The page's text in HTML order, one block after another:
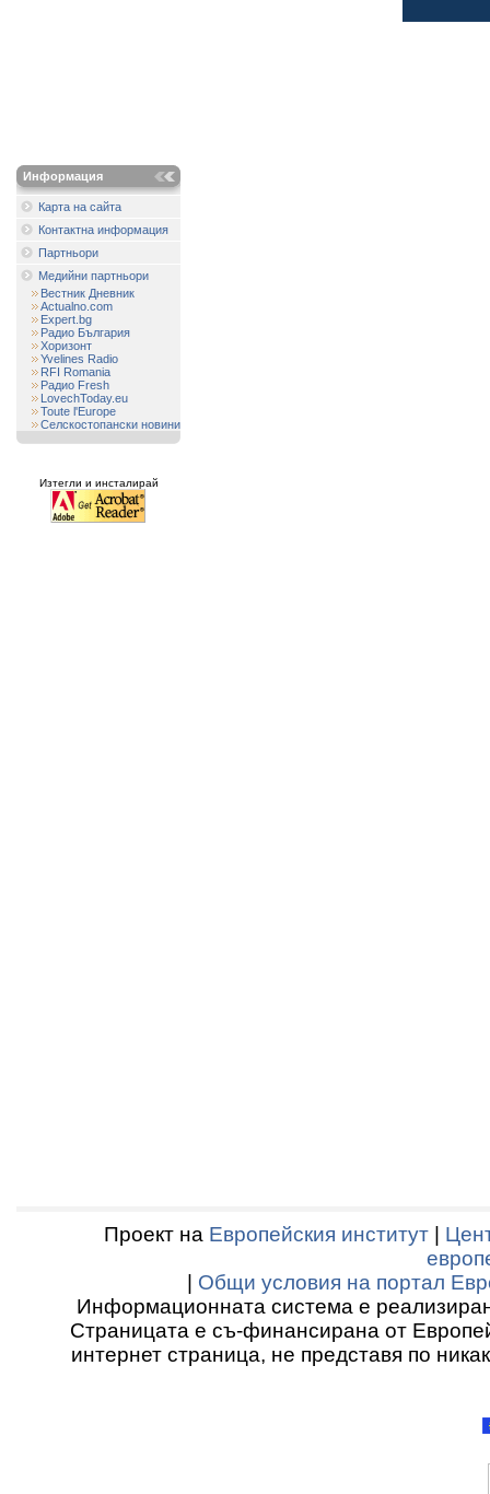
Информация
Карта на сайта
Контактна информация
Партньори
Медийни партньори
Вестник Дневник
Actualno.com
Expert.bg
Радио България
Хоризонт
Yvelines Radio
RFI Romania
Радио Fresh
LovechToday.eu
Toute l'Europe
Селскостопански новини
Изтегли и инсталирай
Проект на Европейския институт
Общи условия на портал
Информационната система е
Страницата е съ-финансирана от
интернет страница, не представя по